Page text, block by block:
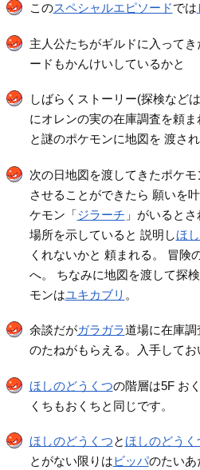
このスペシャルエピソードでは
主人公たちがギルドに入って
ードもかんけいしているかと
しばらくストーリー(探検など
にオレンの実の在庫調査を頼ま
と謎のポケモンに地図を 渡され
次の日地図を渡してきたポケ
させることができたら 願いを
ケモン「ジラーチ 」がいると
場所を示していると 説明しほ
くれないかと 頼まれる。 冒険
へ。 ちなみに地図を渡して探
モンはユキカブリ 。
余談だがガラガラ道場に在庫
のたねがもらえる。入手してお
ほしのどうくつの階層は5F お
くちもおくちと同じです。
ほしのどうくつとほしのどうく
とがない限りはビッパのたいあ